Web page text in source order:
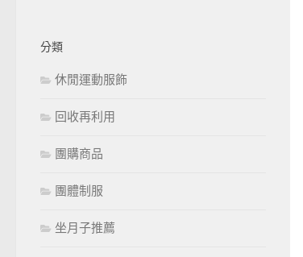
分類
休閒運動服飾
回收再利用
團購商品
團體制服
坐月子推薦